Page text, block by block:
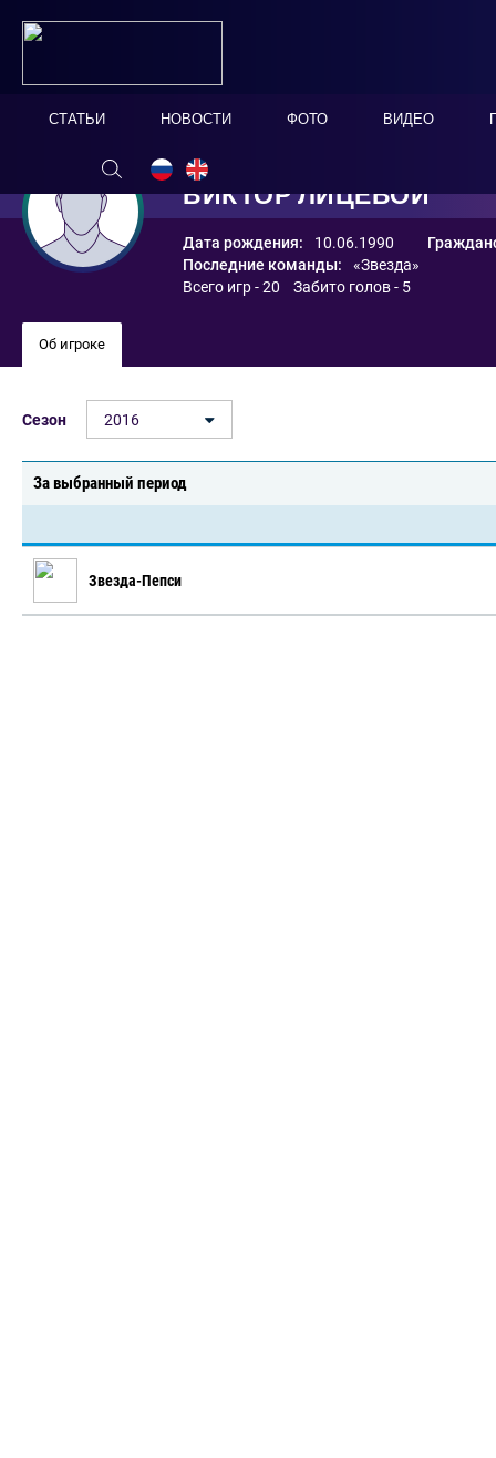
СТАТЬИ НОВОСТИ ФОТО ВИДЕО
ВИКТОР ЛИЦЕВОЙ
Дата рождения: 10.06.1990
Последние команды:
«Звезда»
Всего игр - 20 Забито голов - 5
Об игроке
Сезон 2016
За выбранный период
Звезда-Пепси